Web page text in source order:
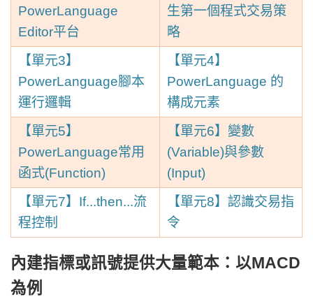
PowerLanguage
Editor平台
生第一個程式交易策
略
【單元3】
PowerLanguage腳本
運行邏輯
【單元4】
PowerLanguage 的
構成元素
【單元5】
PowerLanguage常用
函式(Function)
【單元6】變數
(Variable)與參數
(Input)
【單元7】If...then...流
程控制
【單元8】認識交易指
令
內建指標或訊號提供大量範本：以MACD
為例